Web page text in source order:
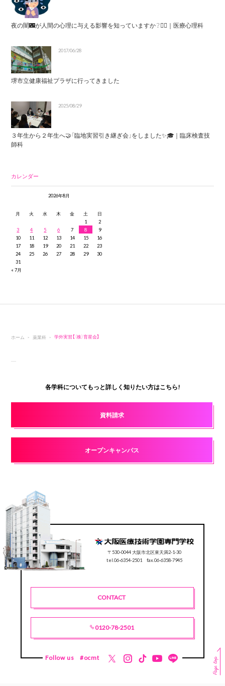
夜の闇🌃が人間の心理に与える影響を知っていますか？😶‍🌫️｜医療心理科
2017/06/28
堺市立健康福祉プラザに行ってきました
2025/08/29
３年生から２年生へ🤝「臨地実習引き継ぎ会」をしました✨🎓｜臨床検査技
師科
カレンダー
2026年8月
月 火 水 木 金 土
日
1
2
3
4 5 6 7 8
9
10
11 12 13 14 15
16
17
18 19 20 21 22
23
24
25 26 27 28 29
30
31
« 7月
ホーム 薬業科 学外実習【（株）育星会】
各学科についてもっと詳しく知りたい方はこちら!
資料請求
オープンキャンパス
〒530-0044 大阪市北区東天満2-1-30
tel.06-6354-2501 fax.06-6358-7945
CONTACT
0120-78-2501
Follow us #ocmt